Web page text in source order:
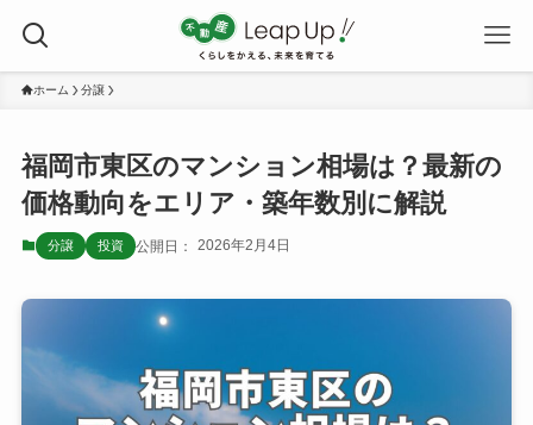
ホーム 分譲
福岡市東区のマンション相場は？最新の
価格動向をエリア・築年数別に解説
分譲 投資 2026年2月4日